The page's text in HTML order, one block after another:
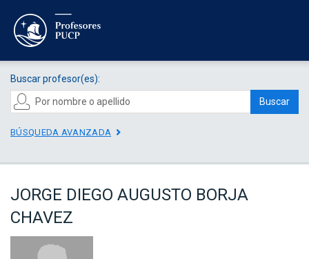
Buscar profesor(es):
Buscar
BÚSQUEDA AVANZADA
JORGE DIEGO AUGUSTO BORJA
CHAVEZ